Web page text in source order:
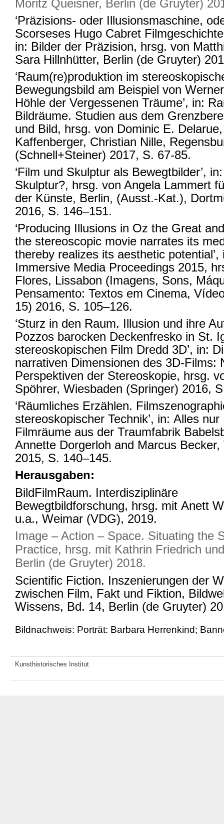
Moritz Queisner, Berlin (de Gruyter)
‘Präzisions- oder Illusionsmaschine,
Scorseses Hugo Cabret
in: Bilder der Präzision, hrsg. von
Sara Hillnhütter, Berlin (de Gruyter)
‘Raum(re)produktion im
Bewegungsbild am Beispiel von
Höhle der Vergessenen Träume’, in:
Bildräume. Studien aus dem
und Bild, hrsg. von Dominic E.
Kaffenberger, Christian Nille,
(Schnell+Steiner) 2017, S. 67-85.
‘Film und Skulptur als Bewegtbilder’,
Skulptur?, hrsg. von Angela Lammert
der Künste, Berlin, (Ausst.-Kat.),
2016, S. 146–151.
‘Producing Illusions in Oz the Great
the stereoscopic movie narrates its
thereby realizes its aesthetic
Immersive Media Proceedings 2015,
Flores, Lissabon (Imagens, Sons,
Pensamento: Textos em Cinema,
15) 2016, S. 105–126.
‘Sturz in den Raum. Illusion und ihre
Pozzos barocken Deckenfresko in St.
stereoskopischen Film Dredd 3D’, in:
narrativen Dimensionen des 3D-Films:
Perspektiven der Stereoskopie, hrsg.
Spöhrer, Wiesbaden (Springer) 2016,
‘Räumliches Erzählen.
stereoskopischer Technik’, in: Alles
Filmräume aus der Traumfabrik
Annette Dorgerloh and Marcus
2015, S. 140–145.
Herausgaben:
BildFilmRaum. Interdisziplinäre
Bewegtbildforschung, hrsg. mit Anett
u.a., Weimar (VDG), 2019.
Image – Action – Space. Situating the
Practice, hrsg. mit Kathrin Friedrich
Berlin (de Gruyter) 2018.
Scientific Fiction. Inszenierungen der
zwischen Film, Fakt und Fiktion,
Wissens, Bd. 14, Berlin (de Gruyter)
Bildnachweis: Porträt: Barbara Herrenkind;
Kunsthistorisches Institut